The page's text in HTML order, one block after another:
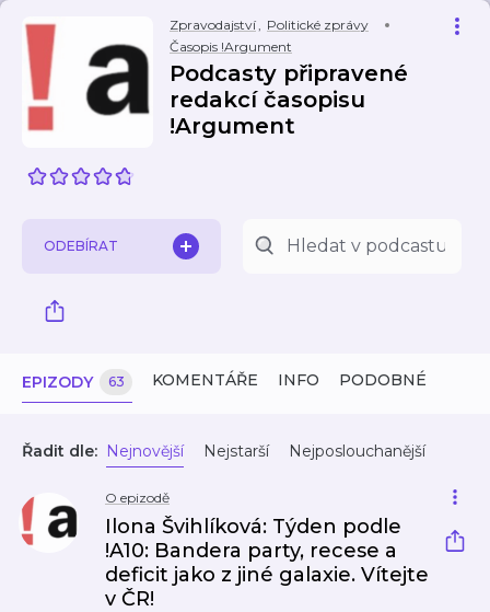
Zpravodajství, Politické zprávy
Časopis !Argument
Podcasty připravené
redakcí časopisu
!Argument
ODEBÍRAT
EPIZODY 63 KOMENTÁŘE INFO PODOBNÉ
Řadit dle: Nejnovější Nejstarší Nejposlouchanější
O epizodě
Ilona Švihlíková: Týden podle
!A10: Bandera party, recese a
deficit jako z jiné galaxie. Vítejte
v ČR!